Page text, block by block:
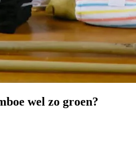
wel zo groen?